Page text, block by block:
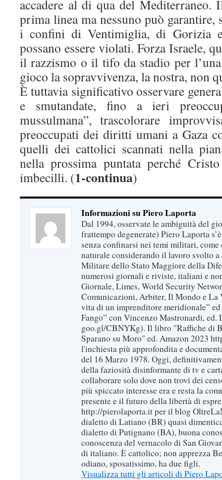
accadere al di qua del
prima linea ma nessuno può garantire,
i confini di Ventimiglia, di Gorizia
possano essere violati. Forza Israele,
il razzismo o il tifo da stadio per
gioco la sopravvivenza, la nostra, non
È tuttavia significativo osservare
e smutandate, fino a ieri
mussulmana”, trascolorare
preoccupati dei diritti umani a Gaza
quelli dei cattolici scannati nella
nella prossima puntata perché
imbecilli. (1-continua)
Informazioni su Piero Laporta
Dal 1994, osservate le ambiguità del
frattempo degenerate) Piero Laporta
senza confinarsi nei temi militari, come
naturale considerando il lavoro svolto
Militare dello Stato Maggiore della
numerosi giornali e riviste, italiani e
Giornale, Limes, World Security
Comunicazioni, Arbiter, Il Mondo e La
vita di un imprenditore meridionale”
Fango” con Vincenzo Mastronardi,
goo.gl/CBNYKg). Il libro "Raffiche di
Sparano su Moro" ed. Amazon 2023
l'inchiesta più approfondita e
del 16 Marzo 1978. Oggi,
della faziosità disinformante di tv e
collaborare solo dove non trovi dei
più spiccato interesse era e resta la
presente e il futuro della libertà di
http://pierolaporta.it per il blog
dialetto di Latiano (BR) quasi
dialetto di Putignano (BA), buona
conoscenza del vernacolo di San
di italiano. È cattolico; non apprezza
odiano, sposatissimo, ha due figli.
Visualizza tutti gli articoli di Piero